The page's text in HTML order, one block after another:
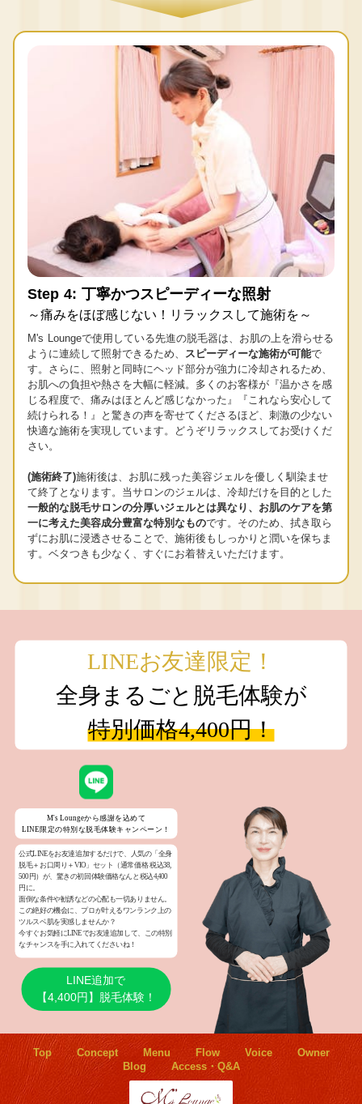
Step 4: 丁寧かつスピーディーな照射
～痛みをほぼ感じない！リラックスして施術を～
M's Loungeで使用している先進の脱毛器は、お肌の上を滑らせる
ように連続して照射できるため、 スピーディーな施術が可能で
す。さらに、照射と同時にヘッド部分が強力に冷却されるため、
お肌への負担や熱さを大幅に軽減。多くのお客様が『温かさを感
じる程度で、痛みはほとんど感じなかった』『これなら安心して
続けられる！』と驚きの声を寄せてくださるほど、刺激の少ない
快適な施術を実現しています。どうぞリラックスしてお受けくだ
さい。
(施術終了)施術後は、お肌に残った美容ジェルを優しく馴染ませ
て終了となります。当サロンのジェルは、冷却だけを目的とした
一般的な脱毛サロンの分厚いジェルとは異なり、お肌のケアを第
一に考えた美容成分豊富な特別なものです。そのため、拭き取ら
ずにお肌に浸透させることで、施術後もしっかりと潤いを保ちま
す。ベタつきも少なく、すぐにお着替えいただけます。
LINEお友達限定！
全身まるごと脱毛体験が
特別価格4,400円！
M's Loungeから感謝を込めて
LINE限定の特別な脱毛体験キャンペーン！
公式LINEをお友達追加するだけで、人気の「全身
脱毛＋お口周り＋VIO」セット（通常価格 税込38,
500円）が、驚きの初回体験価格なんと税込4,400
円に。
面倒な条件や勧誘などの心配も一切ありません。
この絶好の機会に、プロが叶えるワンランク上の
ツルスベ肌を実感しませんか？
今すぐお気軽にLINEでお友達追加して、この特別
なチャンスを手に入れてくださいね！
LINE追加で
【4,400円】脱毛体験！
Top Concept Menu Flow Voice
Owner
Blog
Access・Q&A